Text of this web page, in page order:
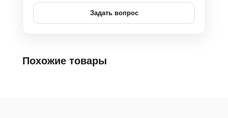
Задать вопрос
Похожие товары